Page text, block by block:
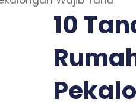
10